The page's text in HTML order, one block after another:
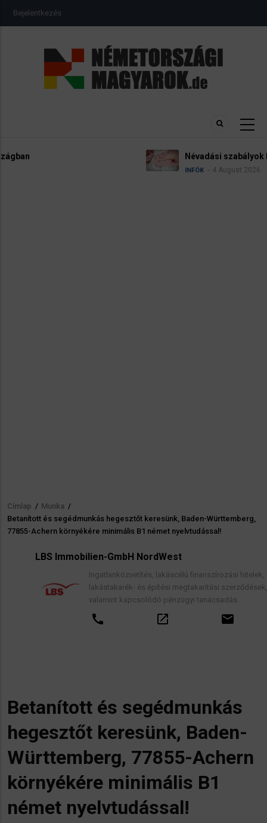
USER
ACCOUNT
Bejelentkezés
Névadási szabályok Németországban
Morzsa
Címlap / Munka /
Betanított és segédmunkás hegesztőt keresünk, Baden-Württemberg,
77855-Achern környékére minimális B1 német nyelvtudással!
LBS Immobilien-GmbH NordWest
Ingatlanközvetítés, lakáscélú finanszírozási hitelek,
lakástakarék- és építési megtakarítási szerződések,
valamint kapcsolódó pénzügyi tanácsadás.
Betanított és segédmunkás
hegesztőt keresünk, Baden-
Württemberg, 77855-Achern
környékére minimális B1
német nyelvtudással!